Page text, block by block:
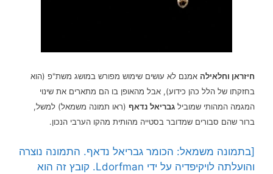
חיזראן וחלאילה אמנם לא עושים שימוש מפורש במושג משת"פ (הוא
בחזקתו של הלל כהן כידוע), אבל מהאופן בו הם מתארים את שינוי
המגמה המהותי שמוביל גבריאל נדאף (ראו תמונה משמאל) למשל,
ברור שהם סבורים שמדובר בסטייה מהותית מהקו הערבי הנכון.
[בתמונה משמאל: הכומר גבריאל נדאף. התמונה נוצרה
והועלתה לויקיפדיה על ידי Ldorfman. קובץ זה הוא